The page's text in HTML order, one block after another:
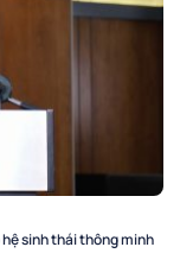
sinh thái thông minh